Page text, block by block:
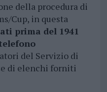
della procedura di
Cup, in questa
prima del 1941
del Servizio di
di elenchi forniti